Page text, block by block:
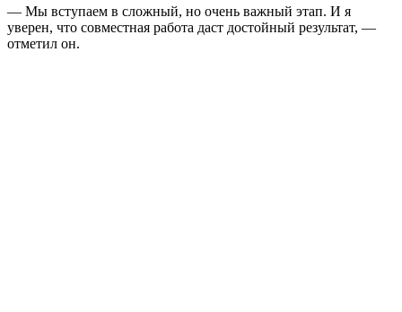
— Мы вступаем в сложный, но очень важный этап. И я
уверен, что совместная работа даст достойный результат, —
отметил он.